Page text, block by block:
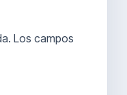
el expositor
Los campos